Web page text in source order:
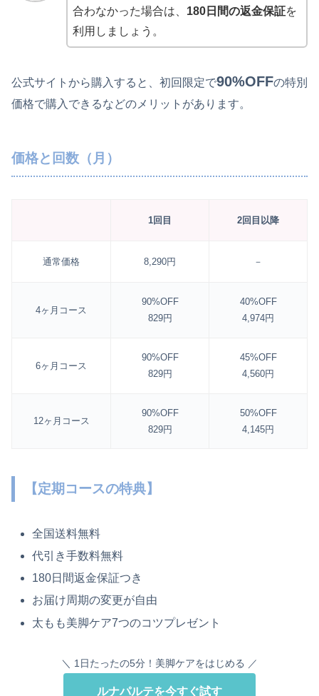
合わなかった場合は、 180日間の返金保証を
利用しましょう。
公式サイトから購入すると、初回限定で90%OFFの特別
価格で購入できるなどのメリットがあります。
価格と回数（月）
1回目 2回目以降
通常価格 8,290円 －
4ヶ月コース
90%OFF
829円
40%OFF
4,974円
6ヶ月コース
90%OFF
829円
45%OFF
4,560円
12ヶ月コース
90%OFF
829円
50%OFF
4,145円
【定期コースの特典】
全国送料無料
代引き手数料無料
180日間返金保証つき
お届け周期の変更が自由
太もも美脚ケア7つのコツプレゼント
＼ 1日たったの5分！美脚ケアをはじめる ／
ルナパルテを今すぐ試す